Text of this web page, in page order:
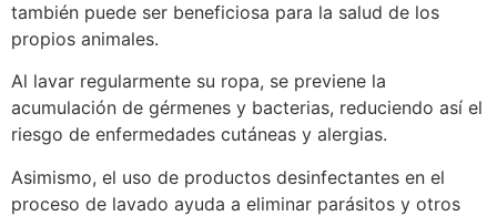
también puede ser beneficiosa para la salud de los
propios animales.
Al lavar regularmente su ropa, se previene la
acumulación de gérmenes y bacterias, reduciendo así el
riesgo de enfermedades cutáneas y alergias.
Asimismo, el uso de productos desinfectantes en el
proceso de lavado ayuda a eliminar parásitos y otros